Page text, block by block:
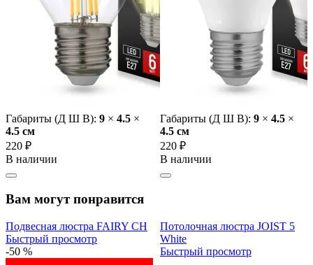
Габариты (Д Ш В): 9 × 4.5 ×
4.5 cм
220 ₽
В наличии
Габариты (Д Ш В): 9 × 4.5 ×
4.5 cм
220 ₽
В наличии
Вам могут понравится
Подвесная люстра FAIRY CH
Быстрый просмотр
-50 %
Потолочная люстра JOIST 5
White
Быстрый просмотр